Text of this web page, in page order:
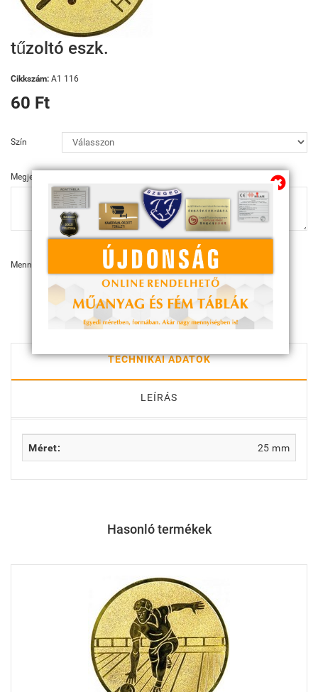
tűzoltó eszk.
Cikkszám: A1 116
60 Ft
Szín
Megjegyzés
Mennyiség:
KOSÁRBA
TECHNIKAI ADATOK
LEÍRÁS
Méret: 25 mm
Hasonló termékek